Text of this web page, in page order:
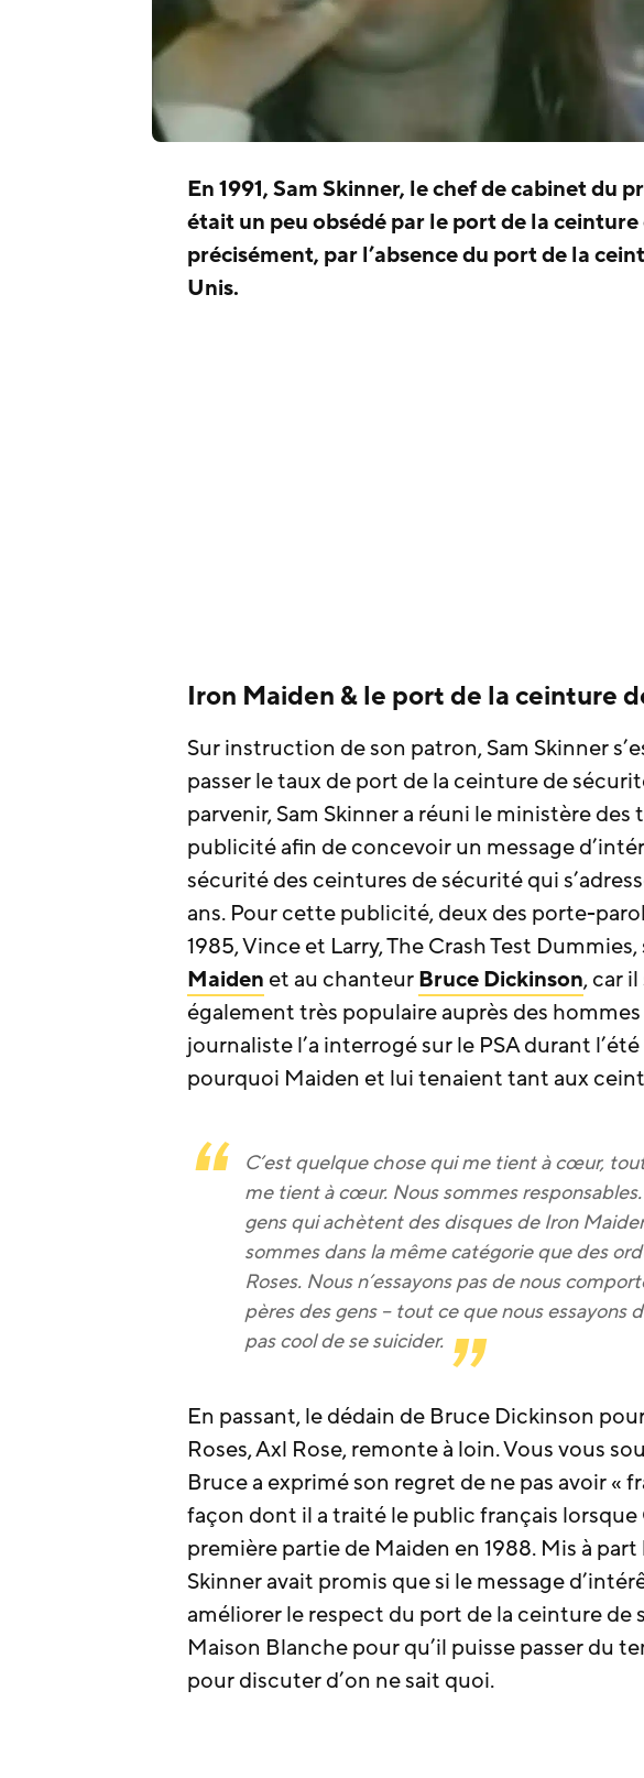
En 1991, Sam Skinner, le chef de cabinet du
était un peu obsédé par le port de la
précisément, par l’absence du port de la
Unis.
Iron Maiden & le port de la ceinture
Sur instruction de son patron, Sam Skinner
passer le taux de port de la ceinture de
parvenir, Sam Skinner a réuni le ministère
publicité afin de concevoir un message
sécurité des ceintures de sécurité qui
ans. Pour cette publicité, deux des porte-
1985, Vince et Larry, The Crash Test
Maiden et au chanteurBruce Dickinson, car
également très populaire auprès des hommes
journaliste l’a interrogé sur le PSA durant
pourquoi Maiden et lui tenaient tant aux
C’est quelque chose qui me tient à cœur,
me tient à cœur. Nous sommes
gens qui achètent des disques de Iron
sommes dans la même catégorie que des
Roses. Nous n’essayons pas de nous
pères des gens – tout ce que nous essayons
pas cool de se suicider.
En passant, le dédain de Bruce Dickinson
Roses, Axl Rose, remonte à loin. Vous vous
Bruce a exprimé son regret de ne pas avoir «
façon dont il a traité le public français lorsque
première partie de Maiden en 1988. Mis à
Skinner avait promis que si le message
améliorer le respect du port de la ceinture de
Maison Blanche pour qu’il puisse passer du
pour discuter d’on ne sait quoi.